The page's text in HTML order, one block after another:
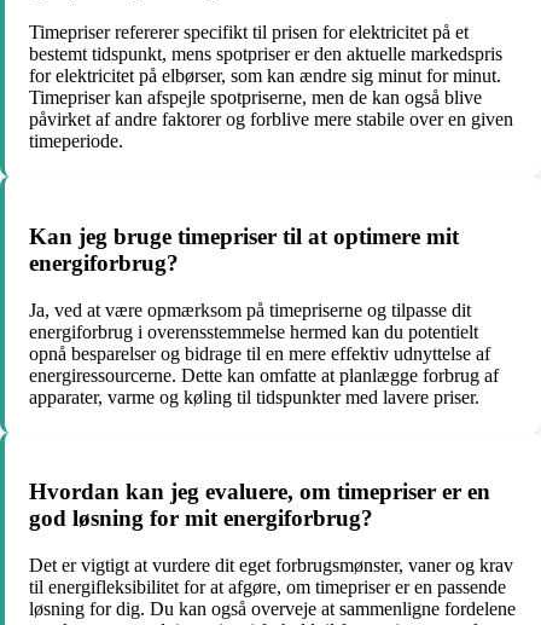
Timepriser refererer specifikt til prisen for elektricitet på et
bestemt tidspunkt, mens spotpriser er den aktuelle markedspris
for elektricitet på elbørser, som kan ændre sig minut for minut.
Timepriser kan afspejle spotpriserne, men de kan også blive
påvirket af andre faktorer og forblive mere stabile over en given
timeperiode.
Kan jeg bruge timepriser til at optimere mit
energiforbrug?
Ja, ved at være opmærksom på timepriserne og tilpasse dit
energiforbrug i overensstemmelse hermed kan du potentielt
opnå besparelser og bidrage til en mere effektiv udnyttelse af
energiressourcerne. Dette kan omfatte at planlægge forbrug af
apparater, varme og køling til tidspunkter med lavere priser.
Hvordan kan jeg evaluere, om timepriser er en
god løsning for mit energiforbrug?
Det er vigtigt at vurdere dit eget forbrugsmønster, vaner og krav
til energifleksibilitet for at afgøre, om timepriser er en passende
løsning for dig. Du kan også overveje at sammenligne fordelene